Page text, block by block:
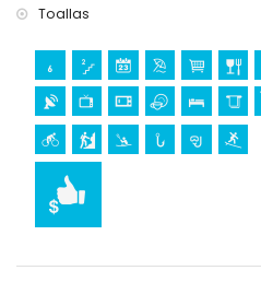
Toallas